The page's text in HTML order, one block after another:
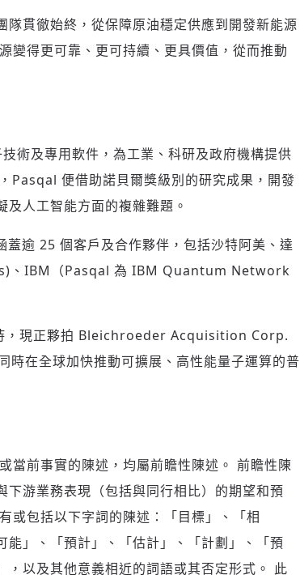
貫徹始終，從保障原油穩定供應到開發新能源
變得更可靠、更可持續、更具價值，從而推動
術及專用軟件，為工業、科研及政府機構提供
Pasqal 便借助諾貝爾獎級別的研究成果，開發
人工智能方面的複雜難題。
逾 25 個客戶及合作夥伴，包括沙特阿美、達
、IBM（Pasqal 為 IBM Quantum Network
，現正夥拍 Bleichroeder Acquisition Corp.
在全球加快推動可擴展、高性能量子運算的普
當前事實的陳述，均屬前瞻性陳述。 前瞻性陳
游業務表現（包括與同行相比）的期望和預
或包括以下字詞的陳述：「目標」、「相
」、「預計」、「估計」、「計劃」、「預
以及其他意義相近的詞語或其否定形式。 此